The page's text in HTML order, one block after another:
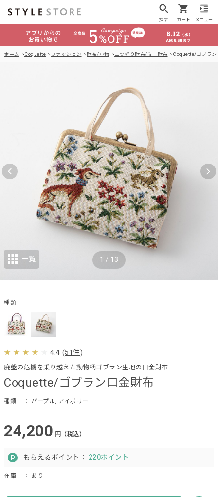
探す カート メニュー
ホーム Coquette ファッション 財布/小物 二つ折り財布/ミニ財布 Coquette/ゴブラン
Coquette/ゴブラン口金財布
廃盤の危機を乗り越えた動物柄ゴブラン生地の口金財布
種類 ： パープル, アイボリー
4.4 (51件)
24,200 円（税込）
もらえるポイント： 220ポイント
在庫 ： あり
1 / 13
一覧
種類